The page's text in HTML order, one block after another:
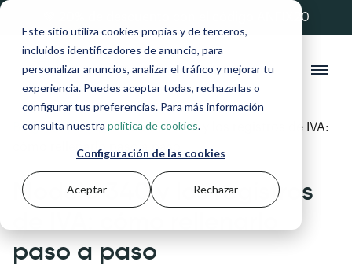
Este sitio utiliza cookies propias y de terceros,
incluidos identificadores de anuncio, para
personalizar anuncios, analizar el tráfico y mejorar tu
experiencia. Puedes aceptar todas, rechazarlas o
configurar tus preferencias. Para más información
consulta nuestra política de cookies.
Configuración de las cookies
Aceptar Rechazar
💚 20% de descuento con el código ANFIX20
Blog >Impuestos >Modelo 340 y los registros de IVA:
cómo rellenarlo paso a paso
Modelo 340 y los registros
de IVA: cómo rellenarlo
paso a paso